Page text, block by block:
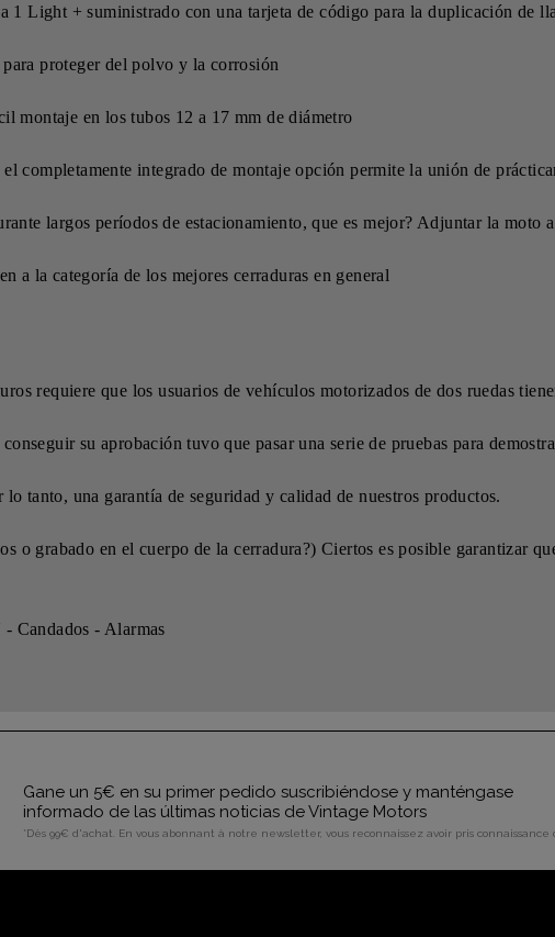
1 Light + suministrado con una tarjeta de código para la duplicación de
proteger del polvo y la corrosión
montaje en los tubos 12 a 17 mm de diámetro
completamente integrado de montaje opción permite la unión de
largos períodos de estacionamiento, que es mejor? Adjuntar la moto
a la categoría de los mejores cerraduras en general
requiere que los usuarios de vehículos motorizados de dos ruedas
su aprobación tuvo que pasar una serie de pruebas para
tanto, una garantía de seguridad y calidad de nuestros productos.
o grabado en el cuerpo de la cerradura?) Ciertos es posible garantizar
Candados - Alarmas
Gane un 5€ en su primer pedido suscribiéndose y manténgase
informado de las últimas noticias de Vintage Motors
*Dès 99€ d'achat. En vous abonnant à notre newsletter, vous reconnaissez avoir pris